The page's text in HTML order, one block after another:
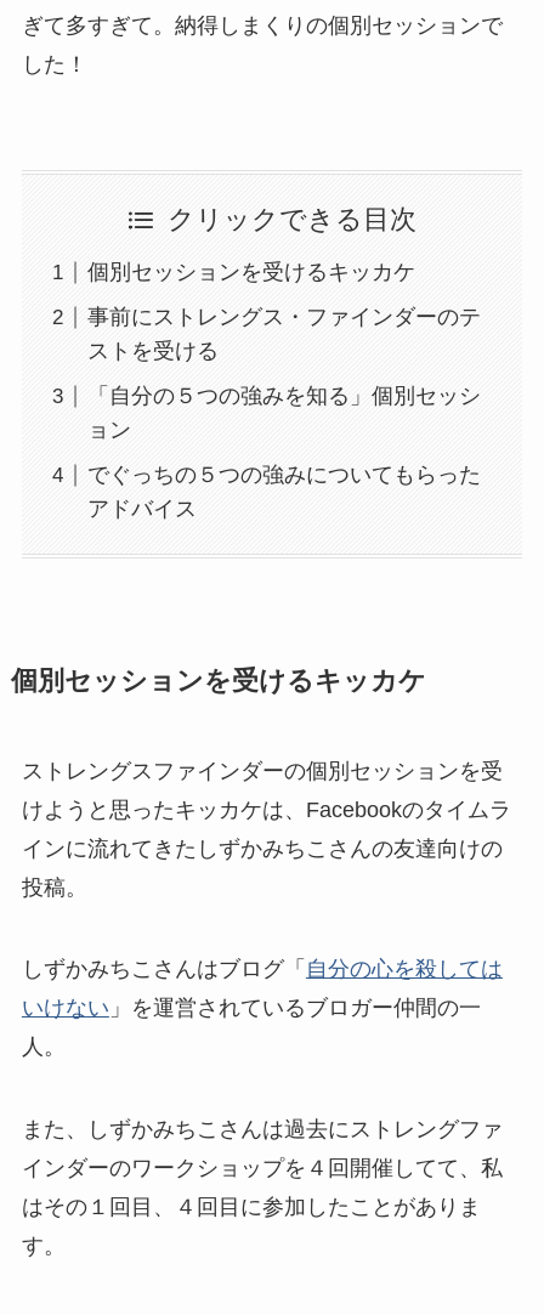
ぎて多すぎて。納得しまくりの個別セッションで
した！
クリックできる目次
個別セッションを受けるキッカケ
事前にストレングス・ファインダーのテ
ストを受ける
「自分の５つの強みを知る」個別セッシ
ョン
でぐっちの５つの強みについてもらった
アドバイス
個別セッションを受けるキッカケ
ストレングスファインダーの個別セッションを受
けようと思ったキッカケは、Facebookのタイムラ
インに流れてきたしずかみちこさんの友達向けの
投稿。
しずかみちこさんはブログ「 自分の心を殺しては
いけない 」を運営されているブロガー仲間の一
人。
また、しずかみちこさんは過去にストレングファ
インダーのワークショップを４回開催してて、私
はその１回目、４回目に参加したことがありま
す。